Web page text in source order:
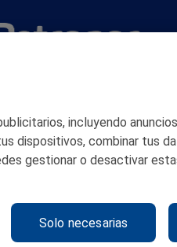
S.A.
incluyendo
dispositivos, combinar tus
gestionar o desactivar
Solo necesarias